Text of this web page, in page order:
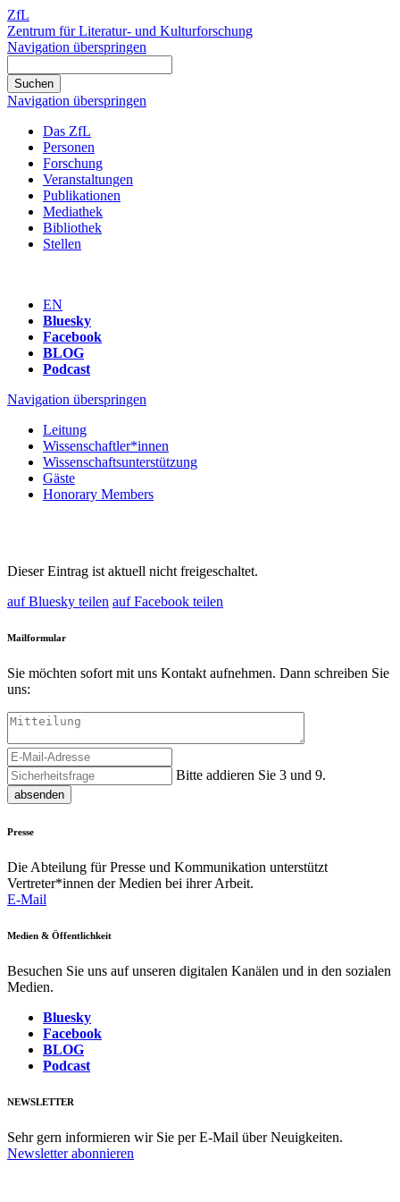
ZfL
Zentrum für Literatur- und Kulturforschung
Navigation überspringen
Navigation überspringen
Das ZfL
Personen
Forschung
Veranstaltungen
Publikationen
Mediathek
Bibliothek
Stellen
EN
Bluesky
Facebook
BLOG
Podcast
Navigation überspringen
Leitung
Wissenschaftler*innen
Wissenschaftsunterstützung
Gäste
Honorary Members
Dieser Eintrag ist aktuell nicht freigeschaltet.
auf Bluesky teilen auf Facebook teilen
Mailformular
Sie möchten sofort mit uns Kontakt aufnehmen. Dann schreiben Sie
uns:
Bitte addieren Sie 3 und 9.
absenden
Presse
Die Abteilung für Presse und Kommunikation unterstützt
Vertreter*innen der Medien bei ihrer Arbeit.
E-Mail
Medien & Öffentlichkeit
Besuchen Sie uns auf unseren digitalen Kanälen und in den sozialen
Medien.
Bluesky
Facebook
BLOG
Podcast
NEWSLETTER
Sehr gern informieren wir Sie per E-Mail über Neuigkeiten.
Newsletter abonnieren